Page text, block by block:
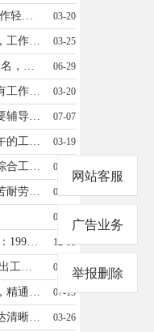
济南小线库房招17-20岁普工两名，工作轻松，有空调，有意者联系18866851100 03-20
招聘电话客服业务（女生）周末单休，工作简单轻松，白班6.5小时底薪+提成，综合5000-10000公司氛围好新人有专人带，要求性格开朗有责任心（25-45岁）☎️19131943188微信同号 03-25
京东养车友谊大街店现招聘销售人员1名，要求：女，形象佳，薪资8000+，联系人：李总：18803390979 06-29
招饲料厂车间工人一名，工资月结，有工作经验者优先，工作地址大曹庄农场，联系电话13483497610 03-20
要四个上小学的小朋友，一对四，主要辅导英语，语文，有需要的来私我呦！ 07-07
本人想在宁晋县河渠镇找一份只干上午的工作，有C1驾照，一直在开4.2箱货，联系电话15030497971 03-19
奇瑞汽车招聘，正式直签五险一金，综合工资7000-9000，中专及以上，只招男孩，身高1.65以上，体型匀称，年龄18-40周，工作地安徽，非诚勿扰，联系电话13483949364 04-28
男，30，找县城内临时日结的活，吃苦耐劳，各种活可以联系，之前工作是安装行业。电话15226899908，微信同号 06-18
09-24
宁晋教育机构招聘各科教师 联系电话：19943537772 12-08
五弘线缆 招聘10名普工，两名绝缘挤出工、钢带工、成缆工 （有工作经验优先） 门卫一名， 地址：黄儿营村北，联系电话 ：17733932889。 耐压试验员（男，有无经验均可，20岁-45岁) 巡检员（女，有无经验均可，不超40岁）工资待遇面议，联系电话:15100913093 07-24
上门家教，本人就读于武汉理工大学，精通所有理科，英语四六级已过，带过高三数学英语，小学和初中也可教。家住县城，可上门带课，培优补弱。需要请联系电话:18203297076（微信同号） 07-15
勒泰烛业招聘销售人员数名，语言表达清晰、有上进心者优先入用，薪酬底薪＋提成。工作地址：方大科技园或胡岳村电话15831952888 03-26
网站客服
广告业务
举报删除